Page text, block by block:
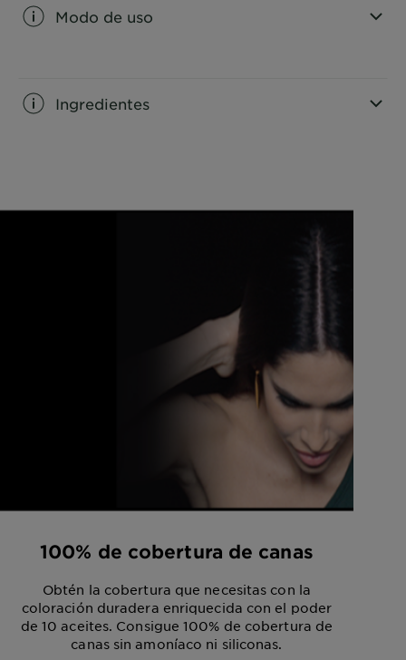
Modo de uso
Ingredientes
100% de cobertura de canas
Obtén la cobertura que necesitas con la
coloración duradera enriquecida con el poder
de 10 aceites. Consigue 100% de cobertura de
canas sin amoníaco ni siliconas.